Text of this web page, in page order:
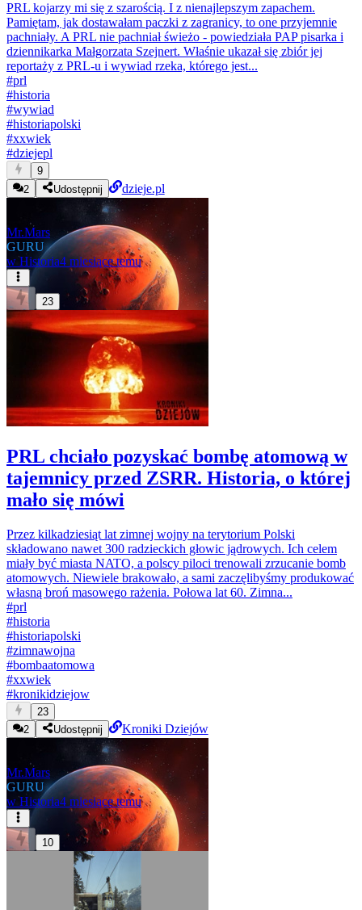
PRL kojarzy mi się z szarością. I z nienajlepszym zapachem.
Pamiętam, jak dostawałam paczki z zagranicy, to one przyjemnie
pachniały. A PRL nie pachniał świeżo - powiedziała PAP pisarka i
dziennikarka Małgorzata Szejnert. Właśnie ukazał się zbiór jej
reportaży z PRL-u i wywiad rzeka, którego jest...
#prl
#historia
#wywiad
#historiapolski
#xxwiek
#dziejepl
9
2
Udostępnij dzieje.pl
Mr.Mars
GURU
w Historia4 miesiące temu
23
PRL chciało pozyskać bombę atomową w
tajemnicy przed ZSRR. Historia, o której
mało się mówi
Przez kilkadziesiąt lat zimnej wojny na terytorium Polski
składowano nawet 300 radzieckich głowic jądrowych. Ich celem
miały być miasta NATO, a polscy piloci trenowali zrzucanie bomb
atomowych. Niewiele brakowało, a sami zaczęlibyśmy produkować
własną broń masowego rażenia. Połowa lat 60. Zimna...
#prl
#historia
#historiapolski
#zimnawojna
#bombaatomowa
#xxwiek
#kronikidziejow
23
2
Udostępnij Kroniki Dziejów
Mr.Mars
GURU
w Historia4 miesiące temu
10